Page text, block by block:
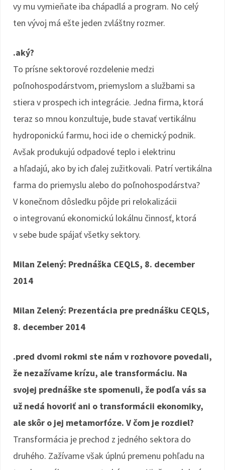
vy mu vymieňate iba chápadlá a program. No celý
ten vývoj má ešte jeden zvláštny rozmer.
.aký?
To prísne sektorové rozdelenie medzi
poľnohospodárstvom, priemyslom a službami sa
stiera v prospech ich integrácie. Jedna firma, ktorá
teraz so mnou konzultuje, bude stavať vertikálnu
hydroponickú farmu, hoci ide o chemický podnik.
Avšak produkujú odpadové teplo i elektrinu
a hľadajú, ako by ich ďalej zužitkovali. Patrí vertikálna
farma do priemyslu alebo do poľnohospodárstva?
V konečnom dôsledku pôj­de pri relokalizácii
o integrovanú ekonomickú lokálnu činnosť, ktorá
v sebe bude spájať všetky sektory.
Milan Zelený: Prednáška CEQLS, 8. december
2014
Milan Zelený: Prezentácia pre prednášku CEQLS,
8. december 2014
.pred dvomi rokmi ste nám v rozhovore povedali,
že nezažívame krízu, ale transformáciu. Na
svojej prednáške ste spomenuli, že podľa vás sa
už nedá hovoriť ani o transformácii ekonomiky,
ale skôr o jej metamorfóze. V čom je rozdiel?
Transformácia je prechod z jedného sektora do
druhého. Zažívame však úplnú premenu pohľadu na